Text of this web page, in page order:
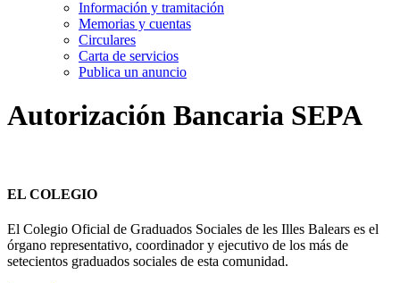
Información y tramitación
Memorias y cuentas
Circulares
Carta de servicios
Publica un anuncio
Autorización Bancaria SEPA
EL COLEGIO
El Colegio Oficial de Graduados Sociales de les Illes Balears es el
órgano representativo, coordinador y ejecutivo de los más de
setecientos graduados sociales de esta comunidad.